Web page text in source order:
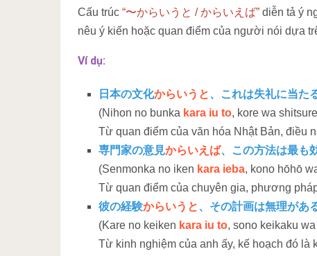
Cấu trúc “〜からいうと / からいえば” diễn tả ý
nêu ý kiến hoặc quan điểm của người nói dựa
Ví dụ:
日本の文化からいうと、これは失礼に当た
(Nihon no bunka kara iu to, kore wa
Từ quan điểm của văn hóa Nhật Bản, điều
専門家の意見からいえば、この方法は最も
(Senmonka no iken kara ieba, kono hōhō
Từ quan điểm của chuyên gia, phương
彼の経験からいうと、その計画は無理があ
(Kare no keiken kara iu to, sono keikaku
Từ kinh nghiệm của anh ấy, kế hoạch đó là